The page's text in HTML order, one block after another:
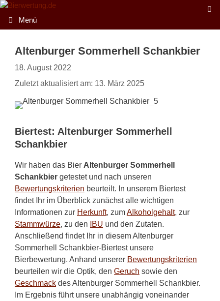
Zum
Inhalt
springen
Menü
Altenburger Sommerhell Schankbier
18. August 2022
Zuletzt aktualisiert am: 13. März 2025
Biertest: Altenburger Sommerhell
Schankbier
Wir haben das Bier Altenburger Sommerhell
Schankbier getestet und nach unseren
Bewertungskriterien beurteilt. In unserem Biertest
findet Ihr im Überblick zunächst alle wichtigen
Informationen zur Herkunft, zumAlkoholgehalt, zur
Stammwürze, zu den IBU und den Zutaten.
Anschließend findet Ihr in diesem Altenburger
Sommerhell Schankbier-Biertest unsere
Bierbewertung. Anhand unserer Bewertungskriterien
beurteilen wir die Optik, den Geruch sowie den
Geschmack des Altenburger Sommerhell Schankbier.
Im Ergebnis führt unsere unabhängig voneinander